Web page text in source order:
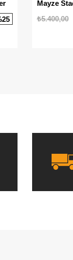
₺5.400,00